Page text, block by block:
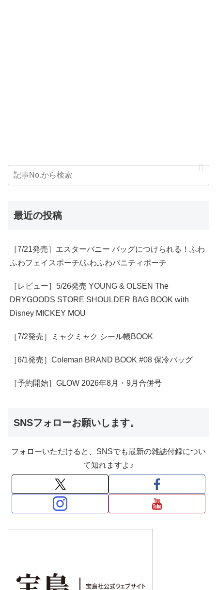
最近の投稿
［7/21発売］エスターバニー バッグにつけられる！ふわ
ふわフェイスポーチ/ふわふわバニティポーチ
［レビュー］5/26発売 YOUNG & OLSEN The
DRYGOODS STORE SHOULDER BAG BOOK with
Disney MICKEY MOU
［7/2発売］ミャクミャク シール帳BOOK
［6/1発売］Coleman BRAND BOOK #08 保冷バッグ
［予約開始］GLOW 2026年8月・9月合併号
SNSフォローお願いします。
フォローいただけると、SNSでも最新の雑誌付録につい
て知れますよ♪